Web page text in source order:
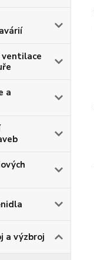
a
a výzbroj